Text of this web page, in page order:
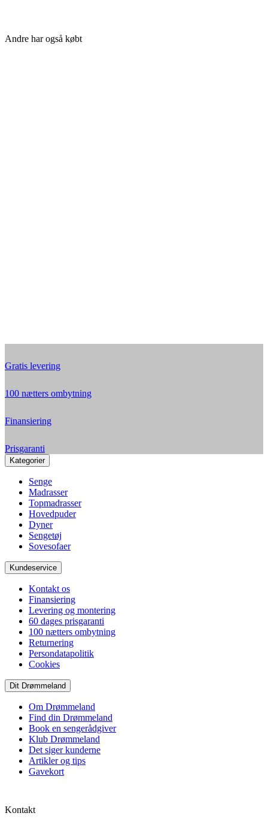
Andre har også købt
Gratis levering
100 nætters ombytning
Finansiering
Prisgaranti
Kategorier
Senge
Madrasser
Topmadrasser
Hovedpuder
Dyner
Sengetøj
Sovesofaer
Kundeservice
Kontakt os
Finansiering
Levering og montering
60 dages prisgaranti
100 nætters ombytning
Returnering
Persondatapolitik
Cookies
Dit Drømmeland
Om Drømmeland
Find din Drømmeland
Book en sengerådgiver
Klub Drømmeland
Det siger kunderne
Artikler og tips
Gavekort
Kontakt